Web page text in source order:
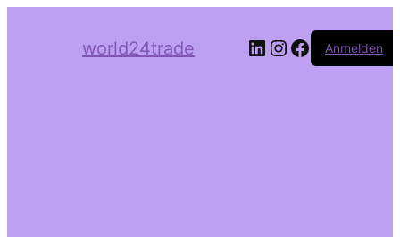
world24trade LinkedIn
Instagram
Facebook
Anmelden